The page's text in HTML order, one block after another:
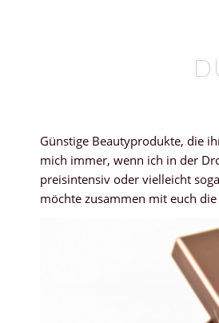
Günstige Beautyprodukte, die
mich immer, wenn ich in der
preisintensiv oder vielleicht
möchte zusammen mit euch die